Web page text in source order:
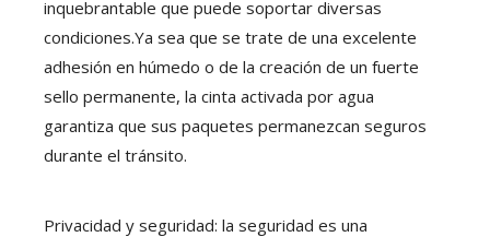
inquebrantable que puede soportar diversas
condiciones.Ya sea que se trate de una excelente
adhesión en húmedo o de la creación de un fuerte
sello permanente, la cinta activada por agua
garantiza que sus paquetes permanezcan seguros
durante el tránsito.
Privacidad y seguridad: la seguridad es una